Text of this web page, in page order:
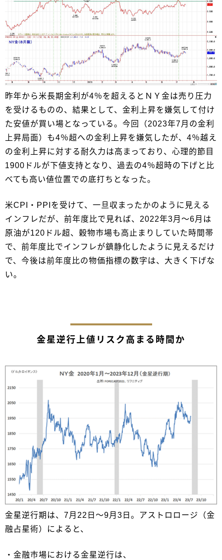
昨年から米長期金利が4％を超えるとＮＹ金は売り圧力
を受けるものの、結果として、金利上昇を嫌気して付け
た安値が買い場となっている。今回（2023年7月の金利
上昇局面）も4％超への金利上昇を嫌気したが、4％越え
の金利上昇に対する耐久力は高まっており、心理的節目
1900ドルが下値支持となり、過去の4％超時の下げと比
べても高い値位置での底打ちとなった。
米CPI・PPIを受けて、一旦収まったかのように見える
インフレだが、前年度比で見れば、2022年3月～6月は
原油が120ドル超、穀物市場も高止まりしていた時間帯
で、前年度比でインフレが鎮静化したように見えるだけ
で、今後は前年度比の物価指標の数字は、大きく下げな
い。
金星逆行上値リスク高まる時間か
金星逆行期は、7月22日～9月3日。アストロロージ（金
融占星術）によると、
・金融市場における金星逆行は、